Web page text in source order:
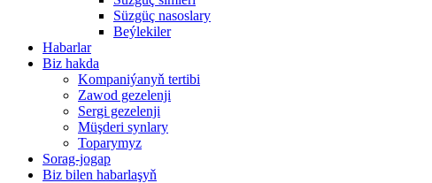
Süzgüç nasoslary
Beýlekiler
Habarlar
Biz hakda
Kompaniýanyň tertibi
Zawod gezelenji
Sergi gezelenji
Müşderi synlary
Toparymyz
Sorag-jogap
Biz bilen habarlaşyň